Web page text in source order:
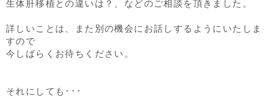
生体肝移植との違いは？、などのご相談を頂きました。
詳しいことは、また別の機会にお話しするようにいたしま
すので
今しばらくお待ちください。
それにしても･･･